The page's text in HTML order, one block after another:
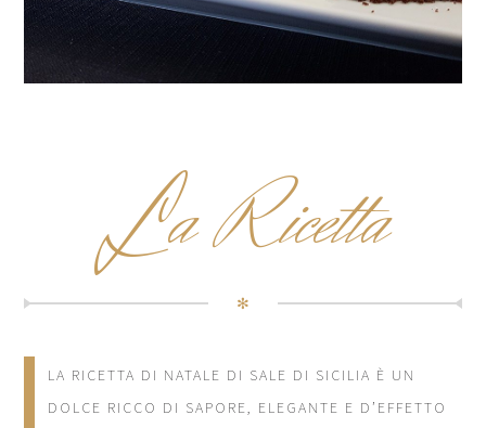
L
a Ricetta
✻
LA RICETTA DI NATALE DI SALE DI SICILIA È UN
DOLCE RICCO DI SAPORE, ELEGANTE E D’EFFETTO